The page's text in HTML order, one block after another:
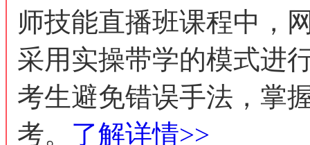
师技能直播班课程中，
采用实操带学的模式进
考生避免错误手法，掌
考。 了解详情>>